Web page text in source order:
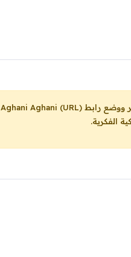
Aghani Aghani (URL)
الفكرية.